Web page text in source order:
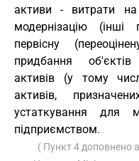
активи - витрати на
модернізацію
первісну
придбання об'єктів
активів (у тому
активів,
устаткування для
підприємством.
( Пункт 4 доповнено